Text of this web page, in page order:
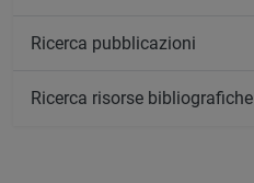
Ricerca pubblicazioni
Ricerca risorse bibliografiche